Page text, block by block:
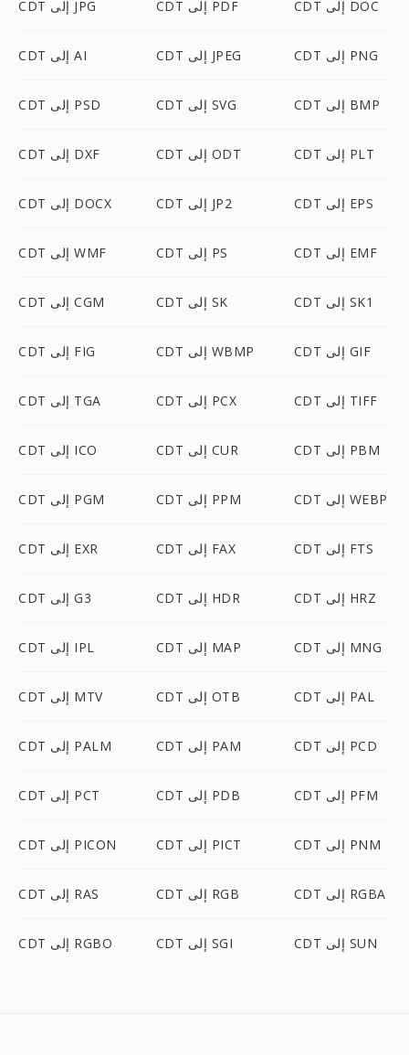
CDT إلى JPG CDT إلى PDF CDT إلى DOC
CDT إلى AI CDT إلى JPEG CDT إلى PNG
CDT إلى PSD CDT إلى SVG CDT إلى BMP
CDT إلى DXF CDT إلى ODT CDT إلى PLT
CDT إلى DOCX CDT إلى JP2 CDT إلى EPS
CDT إلى WMF CDT إلى PS CDT إلى EMF
CDT إلى CGM CDT إلى SK CDT إلى SK1
CDT إلى FIG CDT إلى WBMP CDT إلى GIF
CDT إلى TGA CDT إلى PCX CDT إلى TIFF
CDT إلى ICO CDT إلى CUR CDT إلى PBM
CDT إلى PGM CDT إلى PPM CDT إلى WEBP
CDT إلى EXR CDT إلى FAX CDT إلى FTS
CDT إلى G3 CDT إلى HDR CDT إلى HRZ
CDT إلى IPL CDT إلى MAP CDT إلى MNG
CDT إلى MTV CDT إلى OTB CDT إلى PAL
CDT إلى PALM CDT إلى PAM CDT إلى PCD
CDT إلى PCT CDT إلى PDB CDT إلى PFM
CDT إلى PICON CDT إلى PICT CDT إلى PNM
CDT إلى RAS CDT إلى RGB CDT إلى RGBA
CDT إلى RGBO CDT إلى SGI CDT إلى SUN